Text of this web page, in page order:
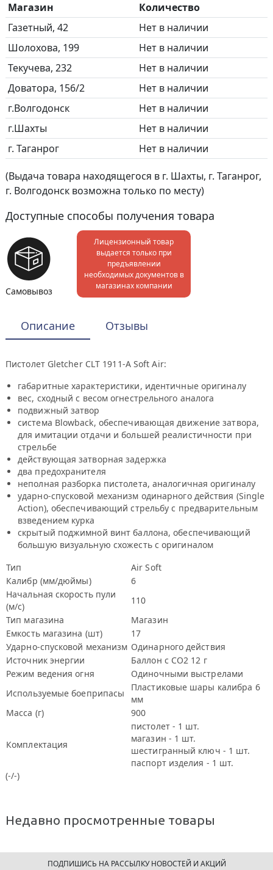
Магазин
Количество
Газетный, 42
Нет в наличии
Шолохова, 199
Нет в наличии
Текучева, 232
Нет в наличии
Доватора, 156/2
Нет в наличии
г.Волгодонск
Нет в наличии
г.Шахты
Нет в наличии
г. Таганрог
Нет в наличии
(Выдача товара находящегося в г. Шахты, г. Таганрог,
г. Волгодонск возможна только по месту)
Доступные способы получения товара
Самовывоз
Лицензионный товар
выдается только при
предъявлении
необходимых документов в
магазинах компании
Описание Отзывы
Пистолет Gletcher CLT 1911-A Soft Air:
габаритные характеристики, идентичные оригиналу
вес, сходный с весом огнестрельного аналога
подвижный затвор
система Blowback, обеспечивающая движение затвора,
для имитации отдачи и большей реалистичности при
стрельбе
действующая затворная задержка
два предохранителя
неполная разборка пистолета, аналогичная оригиналу
ударно-спусковой механизм одинарного действия (Single
Action), обеспечивающий стрельбу с предварительным
взведением курка
скрытый поджимной винт баллона, обеспечивающий
большую визуальную схожесть с оригиналом
Тип
Air Soft
Калибр (мм/дюймы)
6
Начальная скорость пули
(м/с)
110
Тип магазина
Магазин
Емкость магазина (шт)
17
Ударно-спусковой механизм Одинарного действия
Источник энергии
Баллон с СО2 12 г
Режим ведения огня
Одиночными выстрелами
Используемые боеприпасы
Пластиковые шары калибра 6
мм
Масса (г)
900
Комплектация
пистолет - 1 шт.
магазин - 1 шт.
шестигранный ключ - 1 шт.
паспорт изделия - 1 шт.
(-/-)
Недавно просмотренные товары
ПОДПИШИСЬ НА РАССЫЛКУ НОВОСТЕЙ И АКЦИЙ